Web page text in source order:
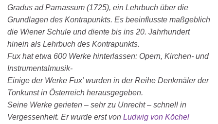
Gradus ad Parnassum (1725), ein Lehrbuch über die
Grundlagen des Kontrapunkts. Es beeinflusste maßgeblich
die Wiener Schule und diente bis ins 20. Jahrhundert
hinein als Lehrbuch des Kontrapunkts.
Fux hat etwa 600 Werke hinterlassen: Opern, Kirchen- und
Instrumentalmusik-
Einige der Werke Fux’ wurden in der Reihe Denkmäler der
Tonkunst in Österreich herausgegeben.
Seine Werke gerieten – sehr zu Unrecht – schnell in
Vergessenheit. Er wurde erst von Ludwig von Köchel